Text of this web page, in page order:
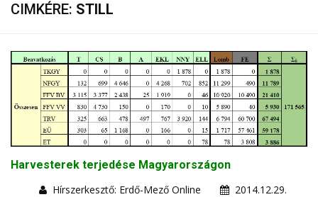
CIMKÉRE: STILL
Harvesterek terjedése Magyarországon
Hírszerkesztő: Erdő-Mező Online
2014.12.29.